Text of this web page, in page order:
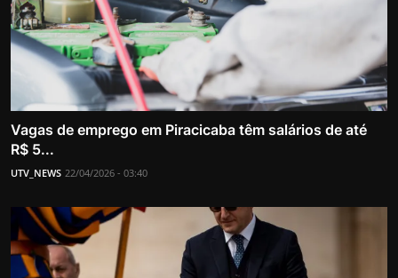
Vagas de emprego em Piracicaba têm salários de até
R$ 5...
UTV_NEWS 22/04/2026 - 03:40